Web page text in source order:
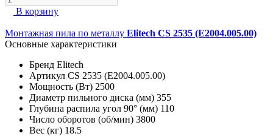
В корзину
Монтажная пила по металлу Elitech CS 2535 (E2004.005.00)
Основные характеристики
Бренд Elitech
Артикул CS 2535 (E2004.005.00)
Мощность (Вт) 2500
Диаметр пильного диска (мм) 355
Глубина распила угол 90° (мм) 110
Число оборотов (об/мин) 3800
Вес (кг) 18.5